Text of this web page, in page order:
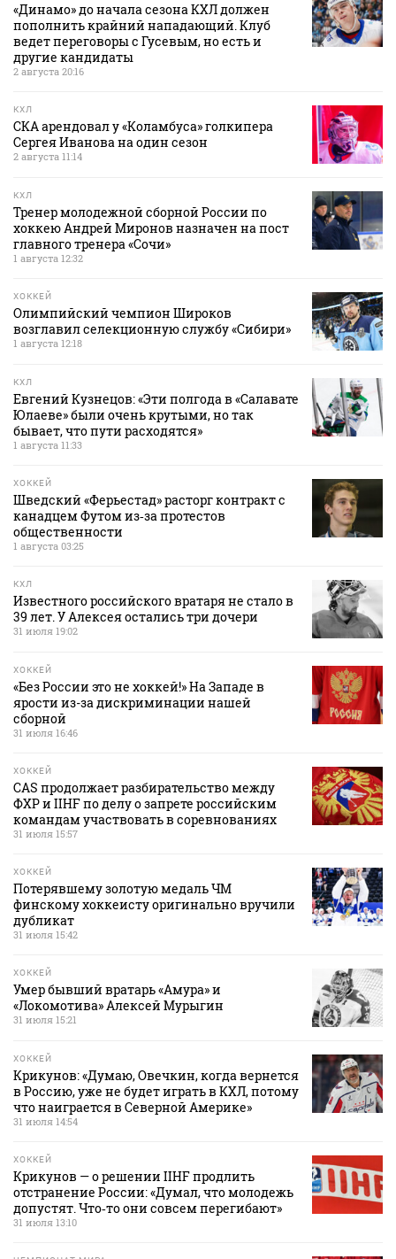
«Динамо» до начала сезона КХЛ должен
пополнить крайний нападающий. Клуб
ведет переговоры с Гусевым, но есть и
другие кандидаты
2 августа 20:16
КХЛ
СКА арендовал у «Коламбуса» голкипера
Сергея Иванова на один сезон
2 августа 11:14
КХЛ
Тренер молодежной сборной России по
хоккею Андрей Миронов назначен на пост
главного тренера «Сочи»
1 августа 12:32
ХОККЕЙ
Олимпийский чемпион Широков
возглавил селекционную службу «Сибири»
1 августа 12:18
КХЛ
Евгений Кузнецов: «Эти полгода в «Салавате
Юлаеве» были очень крутыми, но так
бывает, что пути расходятся»
1 августа 11:33
ХОККЕЙ
Шведский «Ферьестад» расторг контракт с
канадцем Футом из‑за протестов
общественности
1 августа 03:25
КХЛ
Известного российского вратаря не стало в
39 лет. У Алексея остались три дочери
31 июля 19:02
ХОККЕЙ
«Без России это не хоккей!» На Западе в
ярости из-за дискриминации нашей
сборной
31 июля 16:46
ХОККЕЙ
CAS продолжает разбирательство между
ФХР и IIHF по делу о запрете российским
командам участвовать в соревнованиях
31 июля 15:57
ХОККЕЙ
Потерявшему золотую медаль ЧМ
финскому хоккеисту оригинально вручили
дубликат
31 июля 15:42
ХОККЕЙ
Умер бывший вратарь «Амура» и
«Локомотива» Алексей Мурыгин
31 июля 15:21
ХОККЕЙ
Крикунов: «Думаю, Овечкин, когда вернется
в Россию, уже не будет играть в КХЛ, потому
что наиграется в Северной Америке»
31 июля 14:54
ХОККЕЙ
Крикунов — о решении IIHF продлить
отстранение России: «Думал, что молодежь
допустят. Что‑то они совсем перегибают»
31 июля 13:10